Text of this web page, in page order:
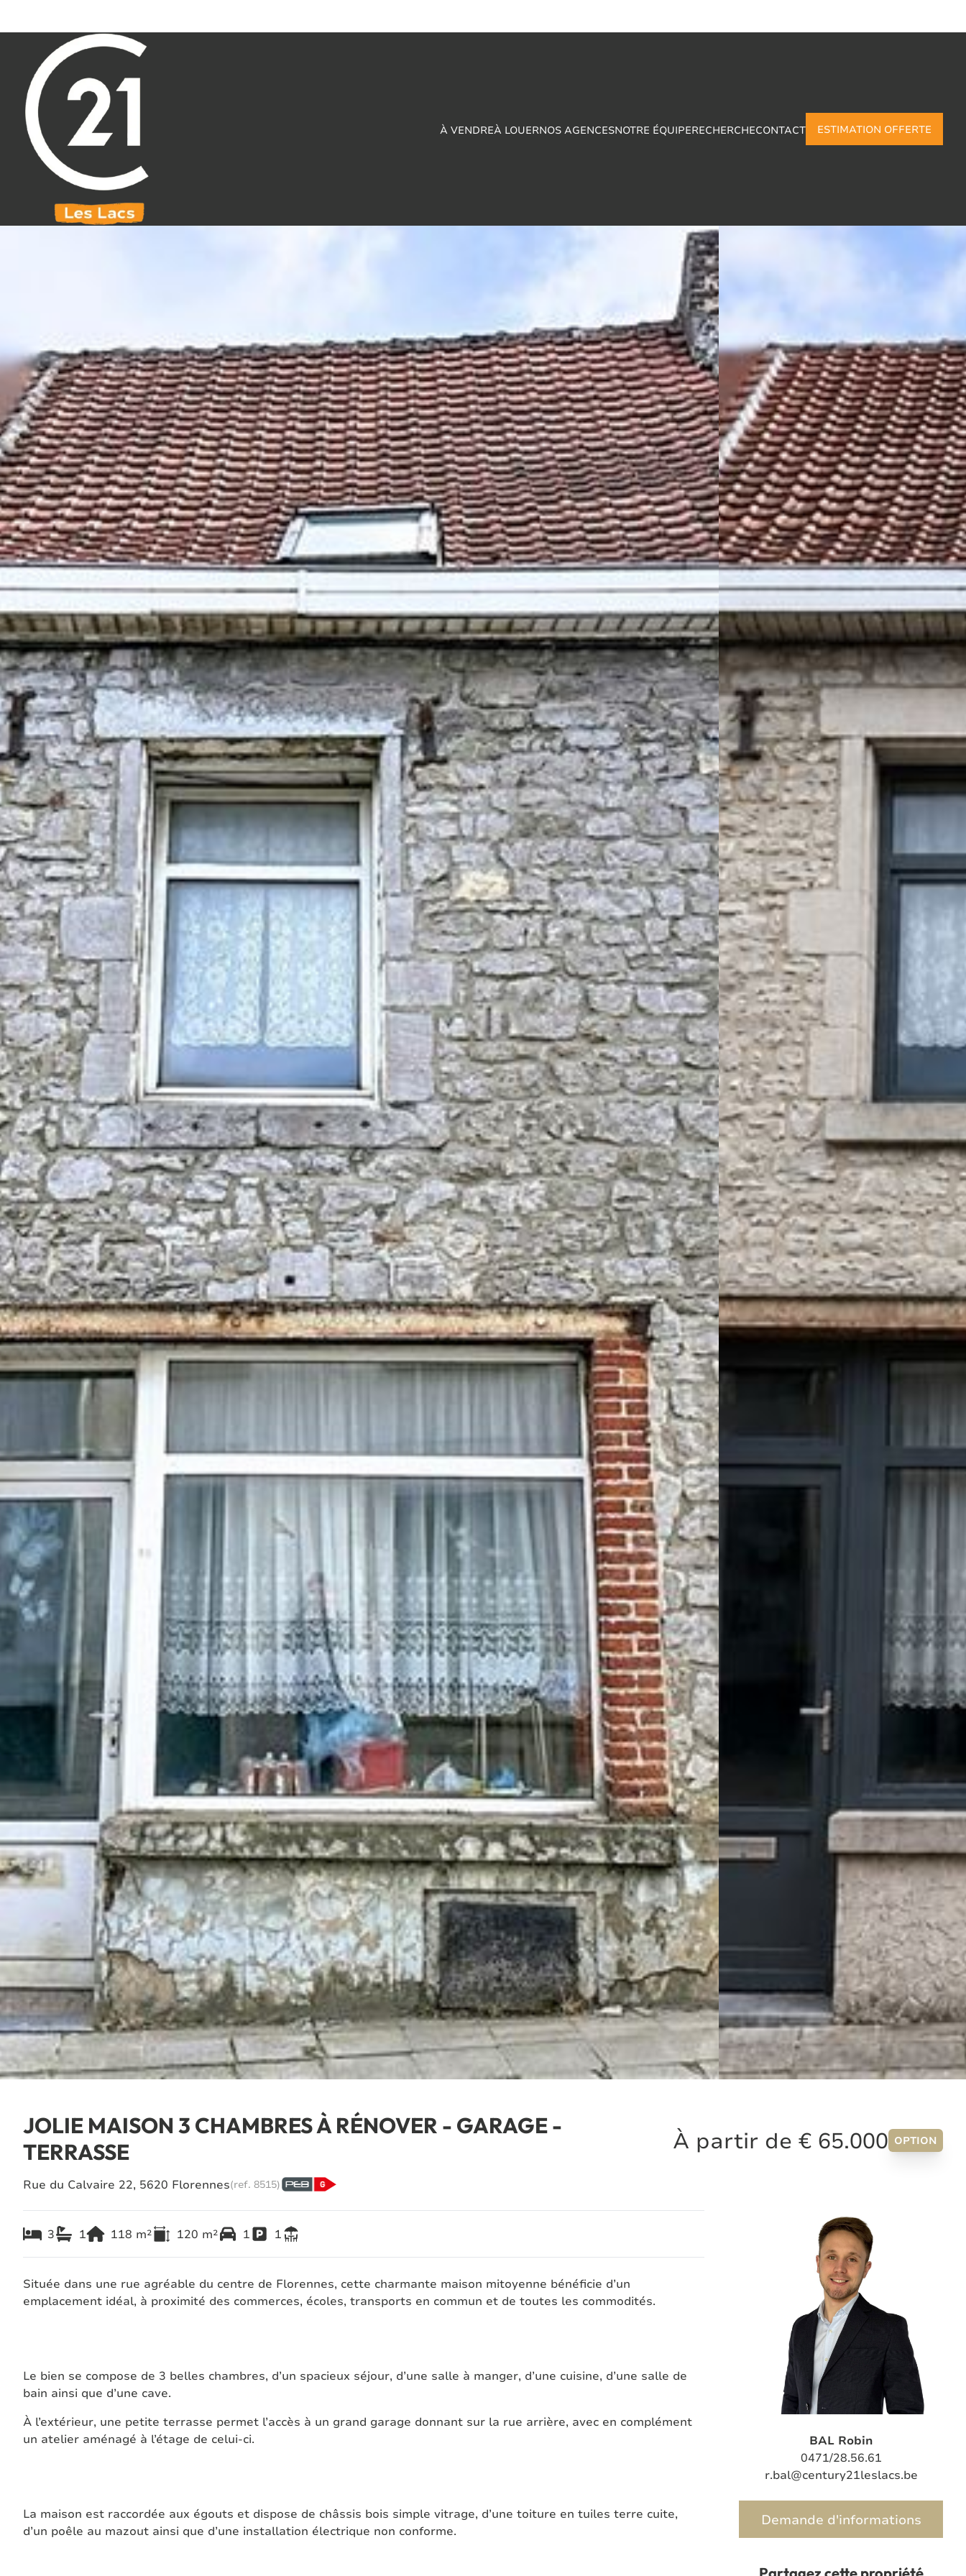
À VENDREÀ LOUERNOS AGENCESNOTRE ÉQUIPERECHERCHECONTACT ESTIMATION OFFERTE
JOLIE MAISON 3 CHAMBRES À RÉNOVER - GARAGE -
TERRASSE
À partir de € 65.000 OPTION
Rue du Calvaire 22, 5620 Florennes(ref. 8515)
3 1 118 m² 120 m² 1 1
Située dans une rue agréable du centre de Florennes, cette charmante maison mitoyenne bénéficie d’un
emplacement idéal, à proximité des commerces, écoles, transports en commun et de toutes les commodités.
Le bien se compose de 3 belles chambres, d’un spacieux séjour, d’une salle à manger, d’une cuisine, d’une salle de
bain ainsi que d’une cave.
À l’extérieur, une petite terrasse permet l’accès à un grand garage donnant sur la rue arrière, avec en complément
un atelier aménagé à l’étage de celui-ci.
La maison est raccordée aux égouts et dispose de châssis bois simple vitrage, d’une toiture en tuiles terre cuite,
d’un poêle au mazout ainsi que d’une installation électrique non conforme.
BAL Robin
0471/28.56.61
r.bal@century21leslacs.be
Demande d'informations